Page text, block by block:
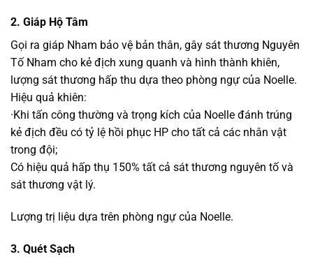
2. Giáp Hộ Tâm
Gọi ra giáp Nham bảo vệ bản thân, gây sát thương Nguyên
Tố Nham cho kẻ địch xung quanh và hình thành khiên,
lượng sát thương hấp thu dựa theo phòng ngự của Noelle.
Hiệu quả khiên:
·Khi tấn công thường và trọng kích của Noelle đánh trúng
kẻ địch đều có tỷ lệ hồi phục HP cho tất cả các nhân vật
trong đội;
Có hiệu quả hấp thụ 150% tất cả sát thương nguyên tố và
sát thương vật lý.
Lượng trị liệu dựa trên phòng ngự của Noelle.
3. Quét Sạch